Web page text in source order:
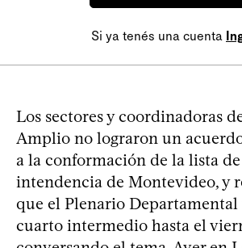
Si ya tenés una cuenta
Los sectores y coordinadoras
Amplio no lograron un
a la conformación de la lista
intendencia de Montevideo, y
que el Plenario Departamental
cuarto intermedio hasta el